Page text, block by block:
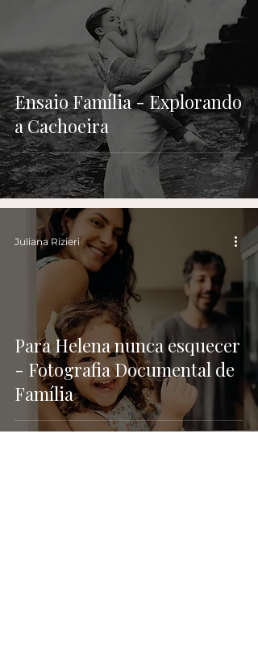
Ensaio Família - Explorando
a Cachoeira
Para Helena nunca esquecer
- Fotografia Documental de
Família
Juliana Rizieri